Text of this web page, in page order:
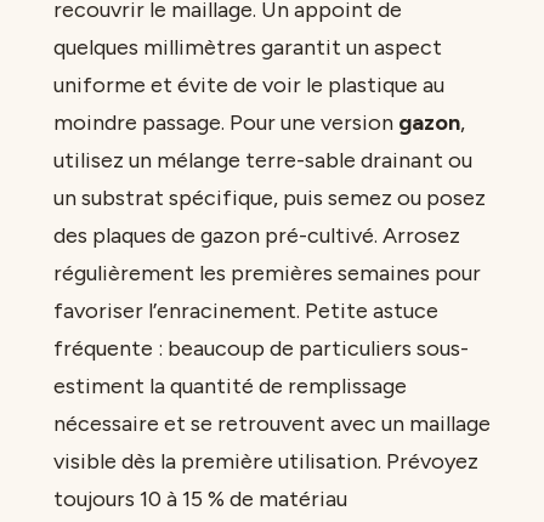
recouvrir le maillage. Un appoint de
quelques millimètres garantit un aspect
uniforme et évite de voir le plastique au
moindre passage. Pour une version gazon,
utilisez un mélange terre-sable drainant ou
un substrat spécifique, puis semez ou posez
des plaques de gazon pré-cultivé. Arrosez
régulièrement les premières semaines pour
favoriser l’enracinement. Petite astuce
fréquente : beaucoup de particuliers sous-
estiment la quantité de remplissage
nécessaire et se retrouvent avec un maillage
visible dès la première utilisation. Prévoyez
toujours 10 à 15 % de matériau